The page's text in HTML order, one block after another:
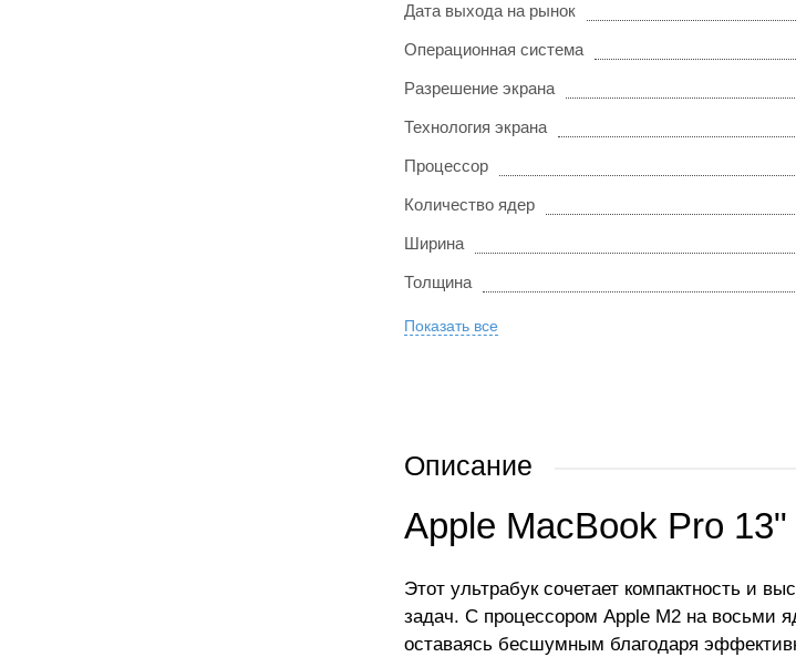
Дата выхода на рынок
Операционная система
Разрешение экрана
Технология экрана
Процессор
Количество ядер
Ширина
Толщина
Показать все
Описание
Apple MacBook Pro
Этот ультрабук сочетает компактность и
задач. С процессором Apple M2 на восьми
оставаясь бесшумным благодаря